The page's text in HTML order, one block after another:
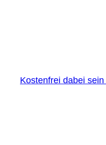
Kostenfrei dabei